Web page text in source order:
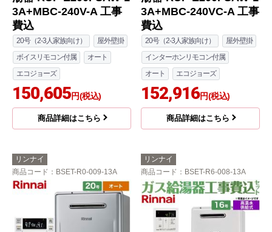
3A+MBC-240V-A 工事
費込
20号（2-3人家族向け）
屋外壁掛
ボイスリモコン付属
オート
エコジョーズ
150,605円(税込)
商品詳細はこちら
3A+MBC-240VC-A 工事
費込
20号（2-3人家族向け）
屋外壁掛
インターホンリモコン付属
オート
エコジョーズ
152,916円(税込)
商品詳細はこちら
リンナイ
商品コード ：BSET-R0-009-13A
リンナイ
商品コード ：BSET-R6-008-13A